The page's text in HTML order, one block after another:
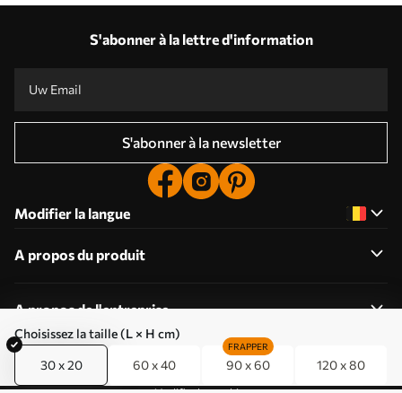
Choisissez la taille (L × H cm)
30 x 20 60 x 40 90 x 60
FRAPPER
120 x 80
S'abonner à la lettre d'information
S'abonner à la newsletter
Modifier la langue
A propos du produit
A propos de l'entreprise